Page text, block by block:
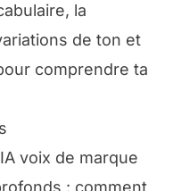
la
de ton et
comprendre ta
voix de marque
: comment